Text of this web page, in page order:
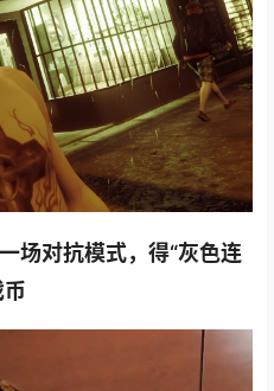
场对抗模式，得“灰色连